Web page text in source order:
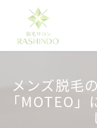
メンズ脱毛
「MOTEO